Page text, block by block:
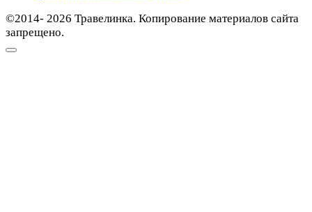
©2014- 2026 Травелинка. Копирование материалов сайта
запрещено.